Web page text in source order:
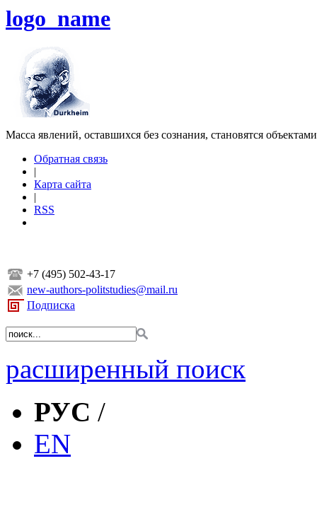
logo_name
Масса явлений, оставшихся без сознания, становятся
Обратная связь
|
Карта сайта
|
RSS
+7 (495) 502-43-17
new-authors-politstudies@mail.ru
Подписка
расширенный поиск
РУС /
EN